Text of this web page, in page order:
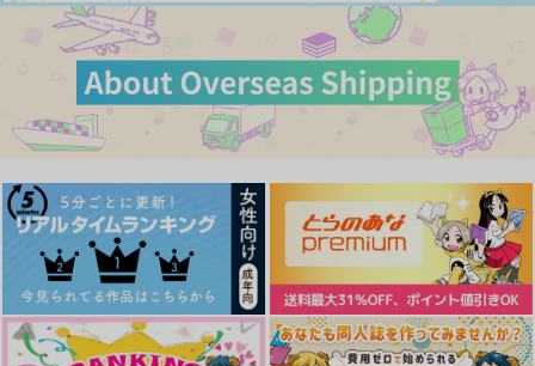
カート
祭祀の碑
はむたく？
コキノスを破って